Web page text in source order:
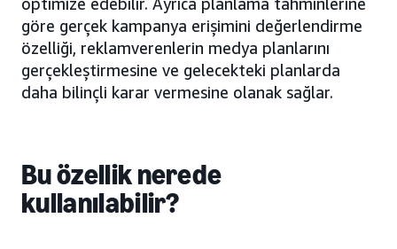
göre gerçek kampanya erişimini değerlendirme
özelliği, reklamverenlerin medya planlarını
gerçekleştirmesine ve gelecekteki planlarda
daha bilinçli karar vermesine olanak sağlar.
Bu özellik nerede
kullanılabilir?